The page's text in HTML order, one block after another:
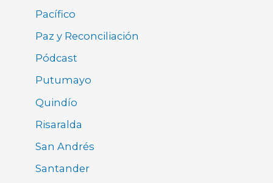
Pacífico
Paz y Reconciliación
Pódcast
Putumayo
Quindío
Risaralda
San Andrés
Santander